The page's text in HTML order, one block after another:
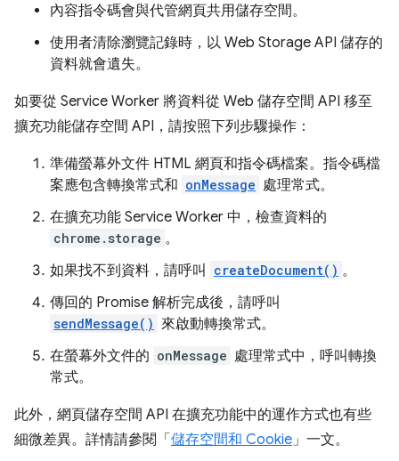
內容指令碼會與代管網頁共用儲存空間。
使用者清除瀏覽記錄時，以 Web Storage API 儲存的
資料就會遺失。
如要從 Service Worker 將資料從 Web 儲存空間 API 移至
擴充功能儲存空間 API，請按照下列步驟操作：
準備螢幕外文件 HTML 網頁和指令碼檔案。指令碼檔
案應包含轉換常式和 onMessage 處理常式。
在擴充功能 Service Worker 中，檢查資料的
chrome.storage 。
如果找不到資料，請呼叫
createDocument() 。
傳回的 Promise 解析完成後，請呼叫
sendMessage() 來啟動轉換常式。
在螢幕外文件的 onMessage 處理常式中，呼叫轉換
常式。
此外，網頁儲存空間 API 在擴充功能中的運作方式也有些
細微差異。詳情請參閱「 儲存空間和 Cookie」一文。